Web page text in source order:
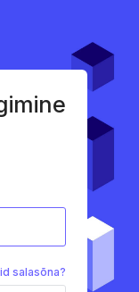
salasõna?